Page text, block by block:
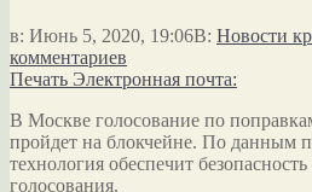
в: Июнь 5, 2020, 19:06В: Новости
комментариев
Печать Электронная почта:
В Москве голосование по
пройдет на блокчейне. По данным
технология обеспечит
голосования.